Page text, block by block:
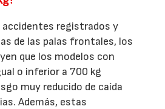
accidentes registrados y
de las palas frontales, los
que los modelos con
o inferior a 700 kg
muy reducido de caída
Además, estas